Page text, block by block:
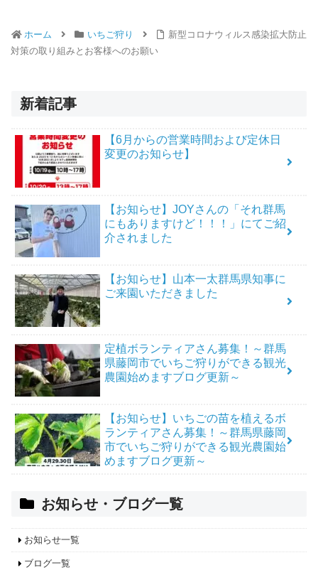
ホーム いちご狩り
新型コロナウィルス感染拡大防止
対策の取り組みとお客様へのお願い
新着記事
【6月からの営業時間および定休日
変更のお知らせ】
【お知らせ】JOYさんの「それ群馬
にもありますけど！！！」にてご紹
介されました
【お知らせ】山本一太群馬県知事に
ご来園いただきました
定植ボランティアさん募集！～群馬
県藤岡市でいちご狩りができる観光
農園始めますブログ更新～
【お知らせ】いちごの苗を植えるボ
ランティアさん募集！～群馬県藤岡
市でいちご狩りができる観光農園始
めますブログ更新～
お知らせ・ブログ一覧
お知らせ一覧
ブログ一覧